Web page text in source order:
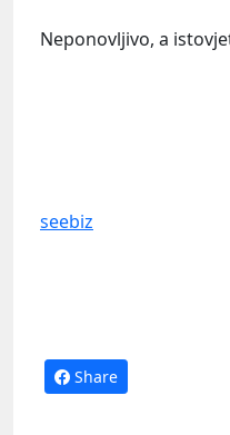
Neponovljivo, a
seebiz
Share